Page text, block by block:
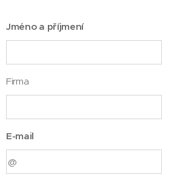
Jméno a příjmení
Firma
E-mail